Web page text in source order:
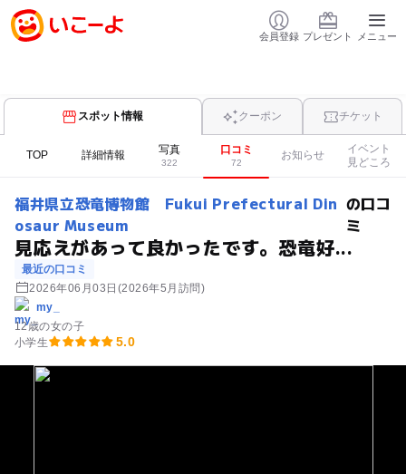
会員登録 プレゼント メニュー
スポット情報 クーポン チケット
TOP 詳細情報 写真
322
口コミ
72
お知らせ
イベント
見どころ
福井県立恐竜博物館 Fukui Prefectural Din
osaur Museum
の口コ
ミ
見応えがあって良かったです。恐竜好...
最近の口コミ
2026年06月03日 (2026年5月訪問)
my_
12歳の女の子
小学生
5.0